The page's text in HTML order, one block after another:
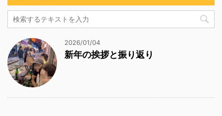
2026/01/04
新年の挨拶と振り返り